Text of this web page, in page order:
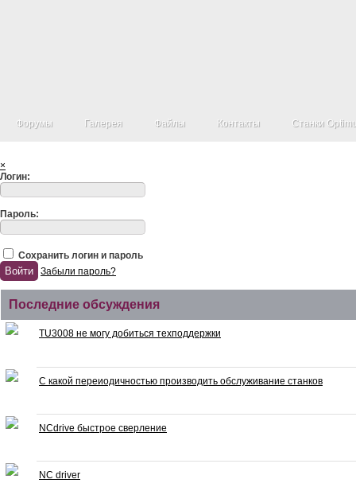
Форумы Галерея Файлы Контакты Станки
×
Логин:
Пароль:
Сохранить логин и пароль
Забыли пароль?
Последние обсуждения
TU3008 не могу добиться техподдержки
С какой переиодичностью производить обслуживание станков
NCdrive быстрое сверление
NC driver